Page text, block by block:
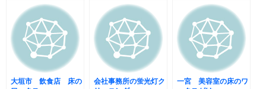
大垣市 飲食店 床の
会社事務所の蛍光灯ク
一宮 美容室の床のワ